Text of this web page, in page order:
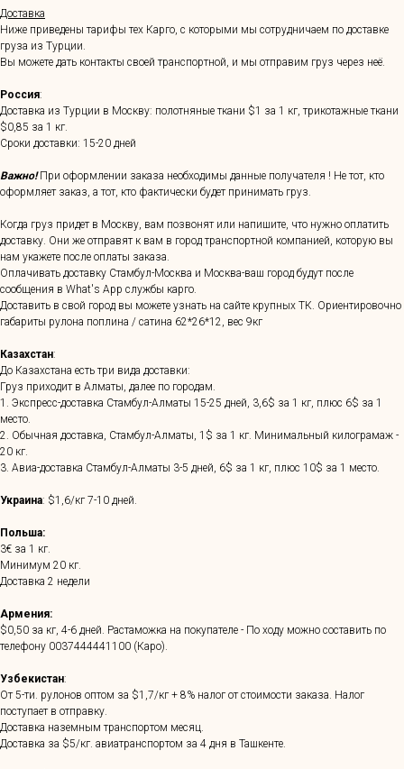
Доставка
Ниже приведены тарифы тех Карго, с которыми мы сотрудничаем по доставке
груза из Турции.
Вы можете дать контакты своей транспортной, и мы отправим груз через неё.
Россия:
Доставка из Турции в Москву: полотняные ткани $1 за 1 кг, трикотажные ткани
$0,85 за 1 кг.
Сроки доставки: 15-20 дней
Важно!При оформлении заказа необходимы данные получателя ! Не тот, кто
оформляет заказ, а тот, кто фактически будет принимать груз.
Когда груз придет в Москву, вам позвонят или напишите, что нужно оплатить
доставку. Они же отправят к вам в город транспортной компанией, которую вы
нам укажете после оплаты заказа.
Оплачивать доставку Стамбул-Москва и Москва-ваш город будут после
сообщения в What's App службы карго.
Доставить в свой город вы можете узнать на сайте крупных ТК. Ориентировочно
габариты рулона поплина / сатина 62*26*12, вес 9кг
Казахстан:
До Казахстана есть три вида доставки:
Груз приходит в Алматы, далее по городам.
1. Экспресс-доставка Стамбул-Алматы 15-25 дней, 3,6$ за 1 кг, плюс 6$ за 1
место.
2. Обычная доставка, Стамбул-Алматы, 1$ за 1 кг. Минимальный килограмаж -
20 кг.
3. Авиа-доставка Стамбул-Алматы 3-5 дней, 6$ за 1 кг, плюс 10$ за 1 место.
Украина: $1,6/кг 7-10 дней.
Польша:
3€ за 1 кг.
Минимум 20 кг.
Доставка 2 недели
Армения:
$0,50 за кг, 4-6 дней. Растаможка на покупателе - По ходу можно составить по
телефону 0037444441100 (Каро).
Узбекистан:
От 5-ти. рулонов оптом за $1,7/кг + 8% налог от стоимости заказа. Налог
поступает в отправку.
Доставка наземным транспортом месяц.
Доставка за $5/кг. авиатранспортом за 4 дня в Ташкенте.